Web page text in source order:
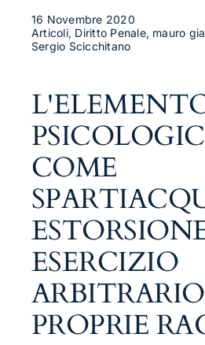
16 Novembre 2020
Articoli, Diritto Penale, mauro
Sergio Scicchitano
COME
ESERCIZIO
PROPRIE